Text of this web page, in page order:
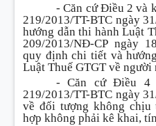
- Căn cứ Điều 2 và
219/2013/TT-BTC ngày
hướng dẫn thi hành Luật
209/2013/NĐ-CP ngày
quy định chi tiết và
Luật Thuế GTGT về người
- Căn cứ Điều 4
219/2013/TT-BTC ngày
về đối tượng không chịu
hợp không phải kê khai,